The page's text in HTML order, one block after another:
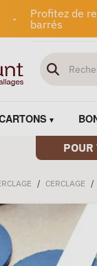
-
Profitez de
barrés
/ CERCLAGE /